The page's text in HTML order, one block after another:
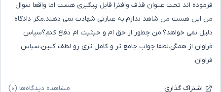
فرموده اند تحت عنوان قذف وافترا قابل پیگیری هست اما واقعا سوال
من این هست من شاهد ندارم.به عبارتی شهادت نمی دهند.مگر دادگاه
دلیل نمی خواهد؟.من چطور از حق ام و حیثیت ام دفاع کنم؟سپاس
فراوان از همگی.لطفا جواب جامع تر و کامل تری رو لطف کنین.سپاس
فراوان.
اشتراک گذاری مشاهده دیدگاه‌ها (۰)